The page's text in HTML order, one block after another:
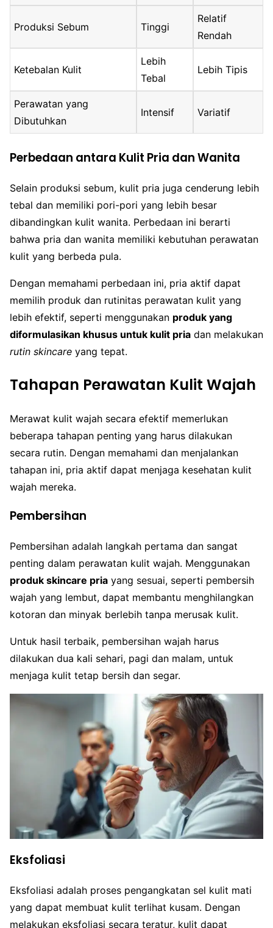
Produksi Sebum Tinggi
Relatif
Rendah
Ketebalan Kulit
Lebih
Tebal
Lebih Tipis
Perawatan yang
Dibutuhkan
Intensif Variatif
Perbedaan antara Kulit Pria dan Wanita
Selain produksi sebum, kulit pria juga cenderung lebih
tebal dan memiliki pori-pori yang lebih besar
dibandingkan kulit wanita. Perbedaan ini berarti
bahwa pria dan wanita memiliki kebutuhan perawatan
kulit yang berbeda pula.
Dengan memahami perbedaan ini, pria aktif dapat
memilih produk dan rutinitas perawatan kulit yang
lebih efektif, seperti menggunakan produk yang
diformulasikan khusus untuk kulit pria dan melakukan
rutin skincare yang tepat.
Tahapan Perawatan Kulit Wajah
Merawat kulit wajah secara efektif memerlukan
beberapa tahapan penting yang harus dilakukan
secara rutin. Dengan memahami dan menjalankan
tahapan ini, pria aktif dapat menjaga kesehatan kulit
wajah mereka.
Pembersihan
Pembersihan adalah langkah pertama dan sangat
penting dalam perawatan kulit wajah. Menggunakan
produk skincare pria yang sesuai, seperti pembersih
wajah yang lembut, dapat membantu menghilangkan
kotoran dan minyak berlebih tanpa merusak kulit.
Untuk hasil terbaik, pembersihan wajah harus
dilakukan dua kali sehari, pagi dan malam, untuk
menjaga kulit tetap bersih dan segar.
Eksfoliasi
Eksfoliasi adalah proses pengangkatan sel kulit mati
yang dapat membuat kulit terlihat kusam. Dengan
melakukan eksfoliasi secara teratur, kulit dapat